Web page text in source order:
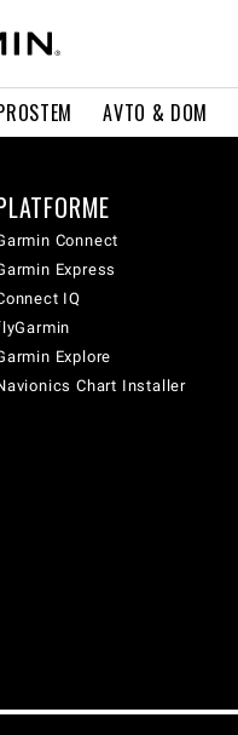
AVTO & DOM
Connect
Express
IQ
Explore
Chart Installer